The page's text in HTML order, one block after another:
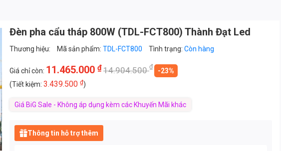
Đèn pha cẩu tháp 800W (TDL-FCT800) Thành Đạt Led
Thương hiệu: Mã sản phẩm: TDL-FCT800 Tình trạng: Còn hàng
Giá chỉ còn: 11.465.000 ₫14.904.500₫
-23%
(Tiết kiệm: 3.439.500 ₫)
Giá BiG Sale - Không áp dụng kèm các Khuyến Mãi khác
Thông tin hỗ trợ thêm